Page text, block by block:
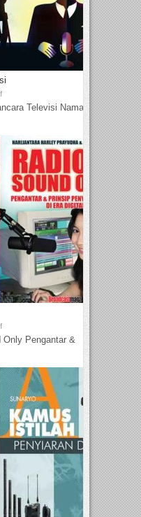
Televisi Nama
Pengantar &